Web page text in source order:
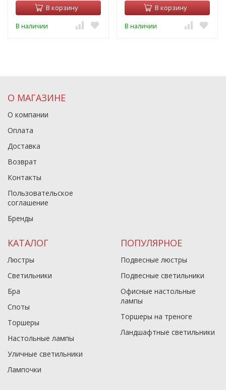
В корзину
В наличии
В корзину
В наличии
О МАГАЗИНЕ
О компании
Оплата
Доставка
Возврат
Контакты
Пользовательское
соглашение
Бренды
КАТАЛОГ
Люстры
Светильники
Бра
Споты
Торшеры
Настольные лампы
Уличные светильники
Лампочки
ПОПУЛЯРНОЕ
Подвесные люстры
Подвесные светильники
Офисные настольные
лампы
Торшеры на треноге
Ландшафтные светильники